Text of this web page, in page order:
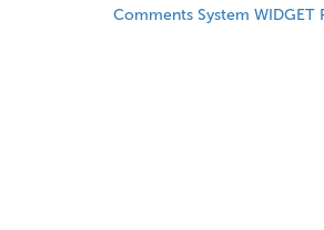
Comments System WIDGET